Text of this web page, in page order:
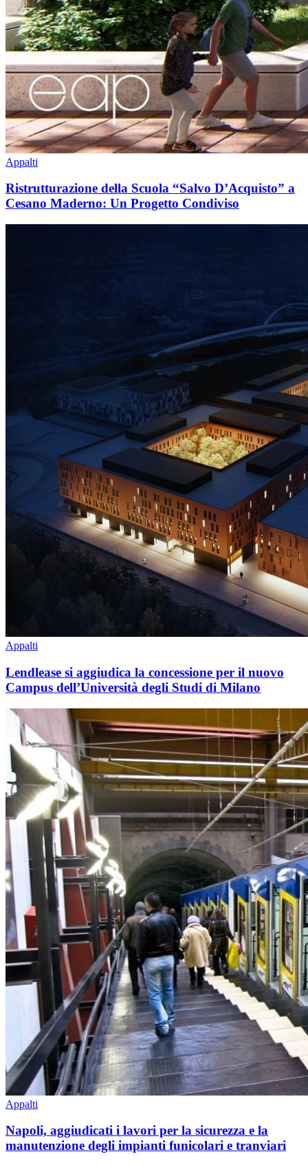
Appalti
Ristrutturazione della Scuola “Salvo D’Acquisto” a
Cesano Maderno: Un Progetto Condiviso
Appalti
Lendlease si aggiudica la concessione per il nuovo
Campus dell’Università degli Studi di Milano
Appalti
Napoli, aggiudicati i lavori per la sicurezza e la
manutenzione degli impianti funicolari e tranviari